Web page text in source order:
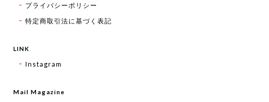
プライバシーポリシー
特定商取引法に基づく表記
LINK
Instagram
Mail Magazine